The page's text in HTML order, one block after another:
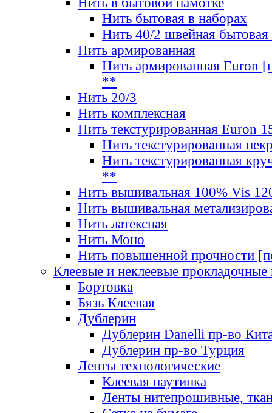
Нить бытовая в наборах
Нить 40/2 швейная бытовая
Нить армированная
Нить армированная Euron
**
Нить 20/3
Нить комплексная
Нить текстурированная Euron
Нить текстурированная
Нить текстурированная
**
Нить вышивальная 100% Vis
Нить вышивальная
Нить латексная
Нить Моно
Нить повышенной прочности
Клеевые и неклеевые прокладочные
Бортовка
Бязь Клеевая
Дублерин
Дублерин Danelli пр-во
Дублерин пр-во Турция
Ленты технологические
Клеевая паутинка
Ленты нитепрошивные,